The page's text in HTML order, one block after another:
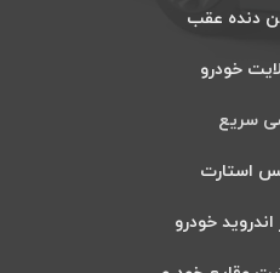
دنده عقب
خودرو
سریع
استارت
خودرو